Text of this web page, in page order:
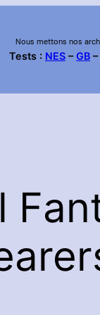
Nous mettons nos
Tests : NES–GB–